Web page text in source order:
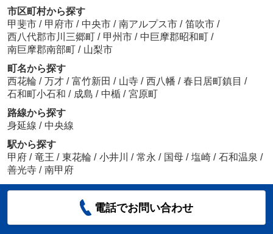
市区町村から探す
甲斐市 / 甲府市 / 中央市 / 南アルプス市 / 笛吹市 /
西八代郡市川三郷町 / 甲州市 / 中巨摩郡昭和町 /
南巨摩郡南部町 / 山梨市
町名から探す
西花輪 / 万才 / 富竹新田 / 山寺 / 西八幡 / 春日居町鎮目 /
石和町小石和 / 成島 / 中楯 / 宮原町
路線から探す
身延線 / 中央線
駅から探す
甲府 / 竜王 / 東花輪 / 小井川 / 常永 / 国母 / 塩崎 / 石和温泉 /
善光寺 / 南甲府
電話でお問い合わせ